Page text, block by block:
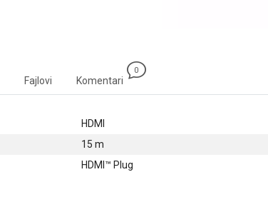
Fajlovi Komentari
0
HDMI
15 m
HDMI™ Plug